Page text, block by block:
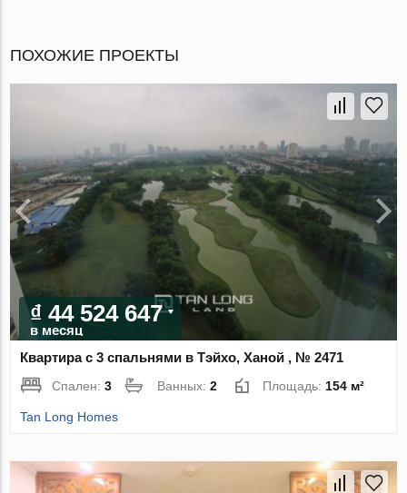
ПОХОЖИЕ ПРОЕКТЫ
₫ 44 524 647
в месяц
Квартира с 3 спальнями в Тэйхо, Ханой , № 2471
Спален:3 Ванных:2 Площадь:154 м²
Tan Long Homes